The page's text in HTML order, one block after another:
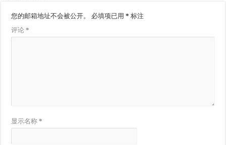
您的邮箱地址不会被公开。 必填项已用* 标注
评论*
显示名称*